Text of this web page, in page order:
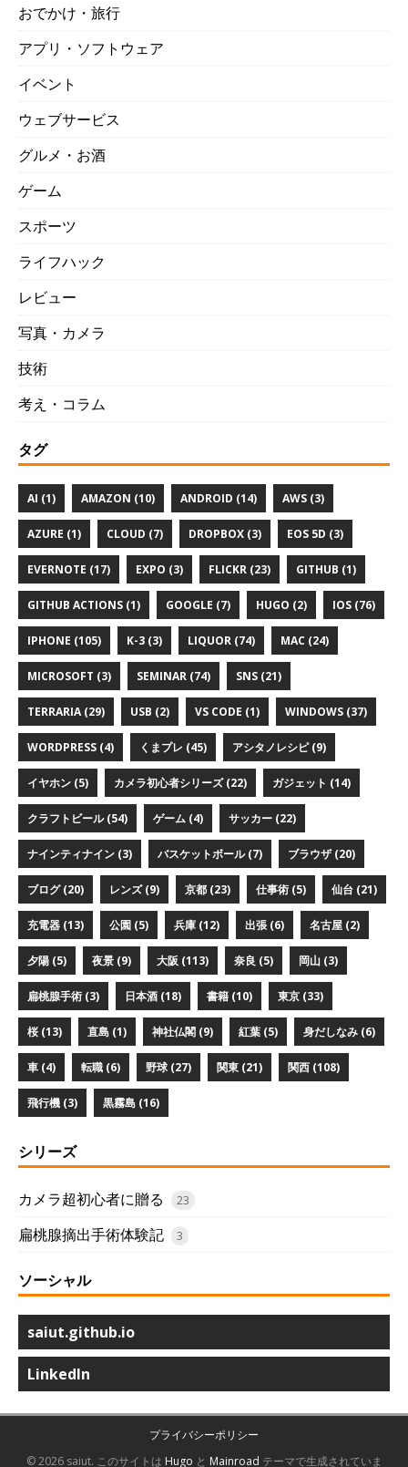
おでかけ・旅行
アプリ・ソフトウェア
イベント
ウェブサービス
グルメ・お酒
ゲーム
スポーツ
ライフハック
レビュー
写真・カメラ
技術
考え・コラム
タグ
AI (1) AMAZON (10) ANDROID (14) AWS (3)
AZURE (1) CLOUD (7) DROPBOX (3) EOS 5D (3)
EVERNOTE (17) EXPO (3) FLICKR (23) GITHUB (1)
GITHUB ACTIONS (1) GOOGLE (7) HUGO (2) IOS (76)
IPHONE (105) K-3 (3) LIQUOR (74) MAC (24)
MICROSOFT (3) SEMINAR (74) SNS (21)
TERRARIA (29) USB (2) VS CODE (1) WINDOWS (37)
WORDPRESS (4) くまプレ (45) アシタノレシピ (9)
イヤホン (5) カメラ初心者シリーズ (22) ガジェット (14)
クラフトビール (54) ゲーム (4) サッカー (22)
ナインティナイン (3) バスケットボール (7) ブラウザ (20)
ブログ (20) レンズ (9) 京都 (23) 仕事術 (5) 仙台 (21)
充電器 (13) 公園 (5) 兵庫 (12) 出張 (6) 名古屋 (2)
夕陽 (5) 夜景 (9) 大阪 (113) 奈良 (5) 岡山 (3)
扁桃腺手術 (3) 日本酒 (18) 書籍 (10) 東京 (33)
桜 (13) 直島 (1) 神社仏閣 (9) 紅葉 (5) 身だしなみ (6)
車 (4) 転職 (6) 野球 (27) 関東 (21) 関西 (108)
飛行機 (3) 黒霧島 (16)
シリーズ
カメラ超初心者に贈る 23
扁桃腺摘出手術体験記 3
ソーシャル
saiut.github.io
LinkedIn
プライバシーポリシー
© 2026 saiut. このサイトは Hugo と Mainroad テーマで生成されていま